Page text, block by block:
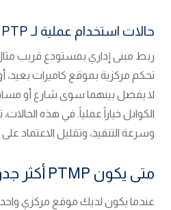
حالات استخدام عملية لـ PTP
ربط مبنى إداري بمستودع قريب
تحكم مركزية بموقع كاميرات
لا يفصل بينهما سوى شارع أو
الكوابل خياراً عملياً. في هذه الحالات،
وسرعة التنفيذ، وتقليل الاعتماد على
متى يكون PTMP أكثر جدوى؟
عندما يكون لديك موقع مركزي واحد